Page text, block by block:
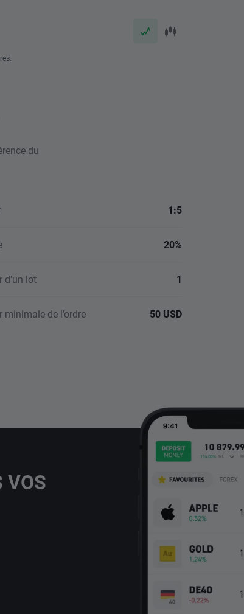
du
1:5
20%
d’un lot 1
minimale de l’ordre 50 USD
VOS